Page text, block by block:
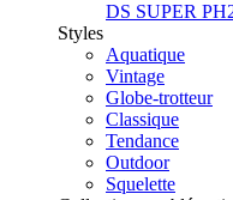
DS SUPER
Styles
Aquatique
Vintage
Globe-trotteur
Classique
Tendance
Outdoor
Squelette